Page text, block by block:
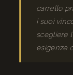
carrello
i suoi
scegliere
esigenze